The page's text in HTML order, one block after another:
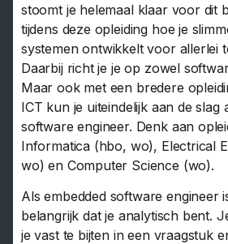
stoomt je helemaal klaar voor dit
tijdens deze opleiding hoe je
systemen ontwikkelt voor allerlei
Daarbij richt je je op zowel
Maar ook met een bredere
ICT kun je uiteindelijk aan de slag
software engineer. Denk aan
Informatica (hbo, wo), Electrical
wo) en Computer Science (wo).
Als embedded software engineer
belangrijk dat je analytisch bent.
je vast te bijten in een vraagstuk